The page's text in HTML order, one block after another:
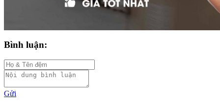
Bình luận:
Gửi